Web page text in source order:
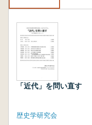
「近代」を問い直す
歴史学研究会